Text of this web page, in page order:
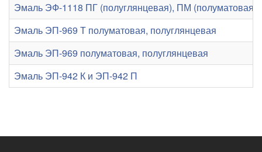
Эмаль ЭФ-1118 ПГ (полуглянцевая), ПМ
Эмаль ЭП-969 Т полуматовая, полуглянцевая
Эмаль ЭП-969 полуматовая, полуглянцевая
Эмаль ЭП-942 К и ЭП-942 П